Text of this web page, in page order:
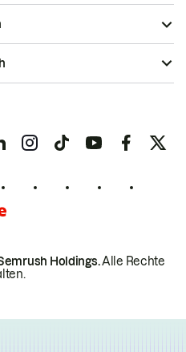
Holdings.Alle Rechte